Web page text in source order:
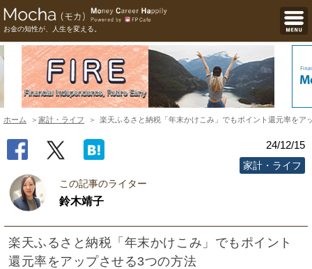
お金の知性が、人生を変える。
ホーム 家計・ライフ 楽天ふるさと納税「年末かけこみ」でもポイント還元率をア
24/12/15
家計・ライフ
この記事のライター
鈴木靖子
楽天ふるさと納税「年末かけこみ」でもポイント
還元率をアップさせる3つの方法